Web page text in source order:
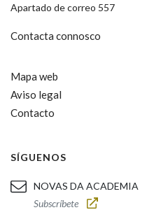
Apartado de correo 557
Contacta connosco
Mapa web
Aviso legal
Contacto
SÍGUENOS
NOVAS DA ACADEMIA
Subscríbete